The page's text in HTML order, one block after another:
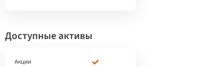
Доступные активы
Акции